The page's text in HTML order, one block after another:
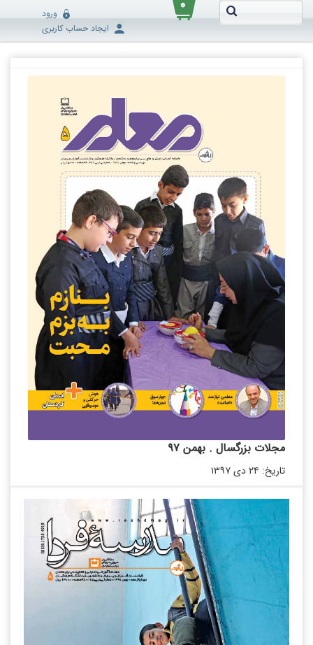
۰
ورود
ایجاد حساب کاربری
مجلات بزرگسال . بهمن ۹۷
تاریخ: ۲۴ دی ۱۳۹۷